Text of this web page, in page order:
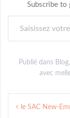
Subscribe to
Saisissez votre adresse e-mail…
Publié dans Blog,
avec
Navigation
le SAC New-